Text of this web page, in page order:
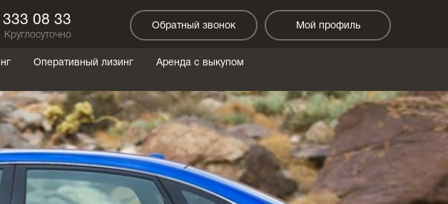
Мой профиль
Обратный звонок
333 08 33
Круглосуточно
Оперативный лизинг
Аренда с выкупом